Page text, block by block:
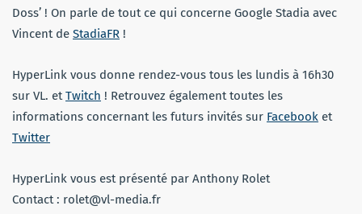
Doss’ ! On parle de tout ce qui concerne Google Stadia avec
Vincent de StadiaFR !
HyperLink vous donne rendez-vous tous les lundis à 16h30
sur VL. etTwitch ! Retrouvez également toutes les
informations concernant les futurs invités sur Facebook et
Twitter
HyperLink vous est présenté par Anthony Rolet
Contact : rolet@vl-media.fr